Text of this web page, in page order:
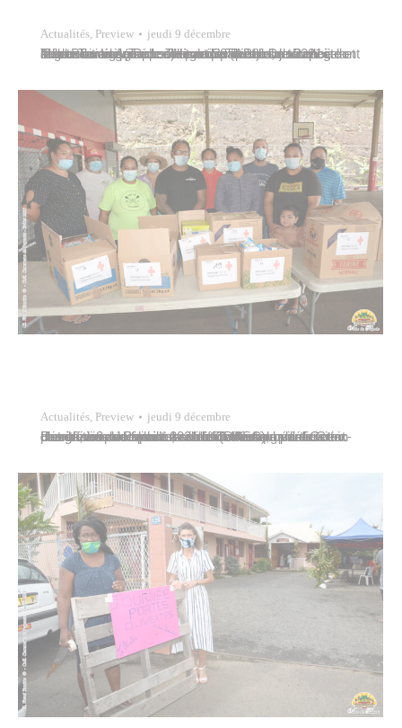
Actualités, Preview jeudi 9 décembre
Trente-six élèves du collège de Tipaerui, du collège Maco-Tevane (Taunoa) et du Centre des jeunes adolescents de Papeete participaient à un tournoi d’échecs organisé le mercredi 8 décembre 2021 à la salle Blue Lagoon de Taunoa par la Ville de Papeete et l’association Agir pour l’insertion (API). Ce tournoi, dont le grand vainqueur est Hiroa…
Actualités, Preview jeudi 9 décembre
Une dizaine de familles en difficulté des quartiers prioritaires de Papeete, sélectionnées par la direction des affaires sociales et civiles (DASC), bénéficiaient d’une remise de paniers alimentaires organisée ce mercredi 8 décembre 2021 à La Mission par la Croix-Rouge, en partenariat avec le Contrat de ville. Cette distribution avait lieu à la salle Te Aroha…